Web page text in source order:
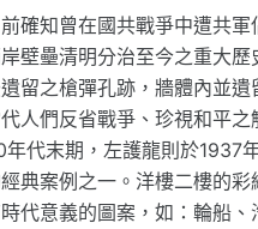
確知曾在國共戰爭中遭共
壁壘清明分治至今之重大
留之槍彈孔跡，牆體內並
人們反省戰爭、珍視和平
代末期，左護龍則於1937
典案例之一。洋樓二樓的
代意義的圖案，如：輪船